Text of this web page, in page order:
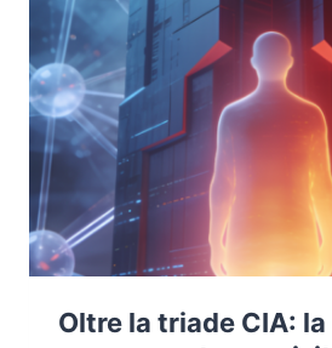
Oltre la triade CIA: